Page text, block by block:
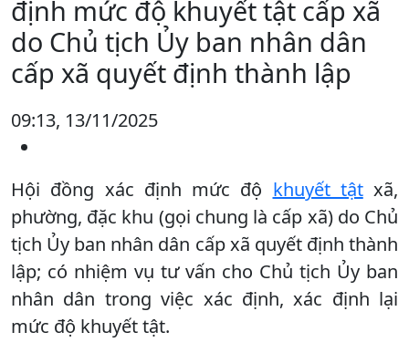
định mức độ khuyết tật cấp xã
do Chủ tịch Ủy ban nhân dân
cấp xã quyết định thành lập
09:13, 13/11/2025
Hội đồng xác định mức độ khuyết tậtxã,
phường, đặc khu (gọi chung là cấp xã) do Chủ
tịch Ủy ban nhân dân cấp xã quyết định thành
lập; có nhiệm vụ tư vấn cho Chủ tịch Ủy ban
nhân dân trong việc xác định, xác định lại
mức độ khuyết tật.